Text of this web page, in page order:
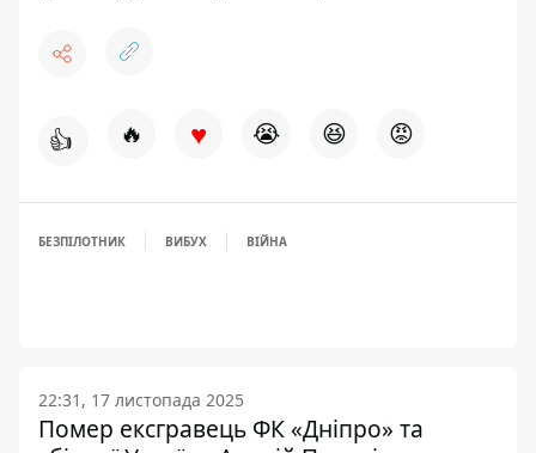
👍 🔥 ♥ 😭 😆 😡
БЕЗПІЛОТНИК ВИБУХ ВІЙНА
22:31, 17 листопада 2025
Помер ексгравець ФК «Дніпро» та